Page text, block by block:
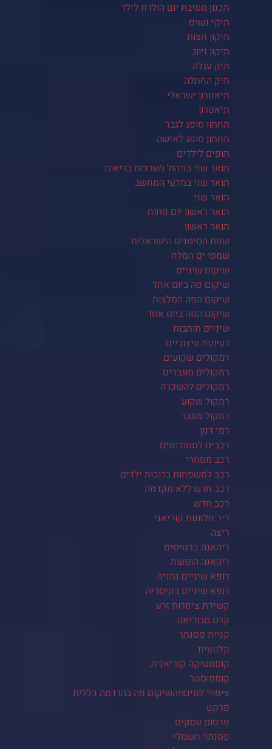
תכנון מסיבת יום הולדת לילד
תיקי נשים
תיקון חצות
תיקון זיווג
תיק עגלה
תיק החתלה
תיאטרון ישראלי
תיאטרון
תחתון סופג לגבר
תחתון סופג לאישה
תופים לילדים
תואר שני בניהול מערכות בריאות
תואר שני במדעי המחשב
תואר שני
תואר ראשון יום פתוח
תואר ראשון
שפת הסימנים הישראלית
שמפו ים המלח
שיקום שיניים
שיקום פה ביום אחד
שיקום הפה המלצות
שיקום הפה ביום אחד
שיניים תותבות
רעיונות עיצוביים
רמקולים שקועים
רמקולים מוגברים
רמקולים להשכרה
רמקול שקוע
רמקול מוגבר
רמי דנון
רכבים לסטודנטים
רכב מסחרי
רכב למשפחות ברוכות ילדים
רכב חדש ללא מקדמה
רכב חדש
ריר חלזונות קוריאני
ריצה
ריהאנה כרטיסים
ריהאנה הופעות
רופא שיניים נתניה
רופא שיניים בקיסריה
קשירת צינורות זרע
קרם סבוריאה
קניית פסנתר
קלנועית
קוסמטיקה קוריאנית
קומפוסטר
ציפויי למינציהשיקום פה בהרדמה כללית
פרקט
פרסום עסקים
פסנתר חשמלי